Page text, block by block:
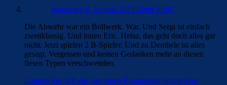
pontormo 8. August 2023 Beim 21:05
Die Abwehr war ein Bollwerk. War. Und Sergi ist einfach
zweitklassig. Und innen Eric. Heisa, das geht doch alles gar
nicht. Jetzt spielen 2 B-Spieler. Und zu Dembele ist alles
gesagt. Vergessen und keinen Gedanken mehr an diesen
fiesen Typen verschwenden.
Loggen Sie sich ein, um einen Kommentar abzugeben